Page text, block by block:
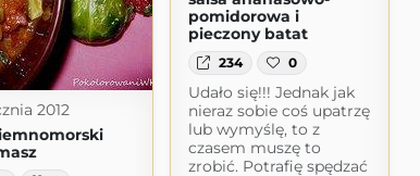
pomidorowa i
pieczony batat
234 0
Udało się!!! Jednak jak
nieraz sobie coś upatrzę
lub wymyślę, to z
czasem muszę to
zrobić. Potrafię spędzać
2012